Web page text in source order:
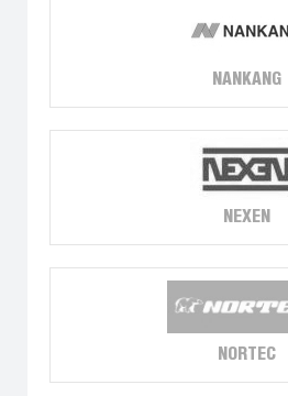
NANKANG
NEXEN
NORTEC